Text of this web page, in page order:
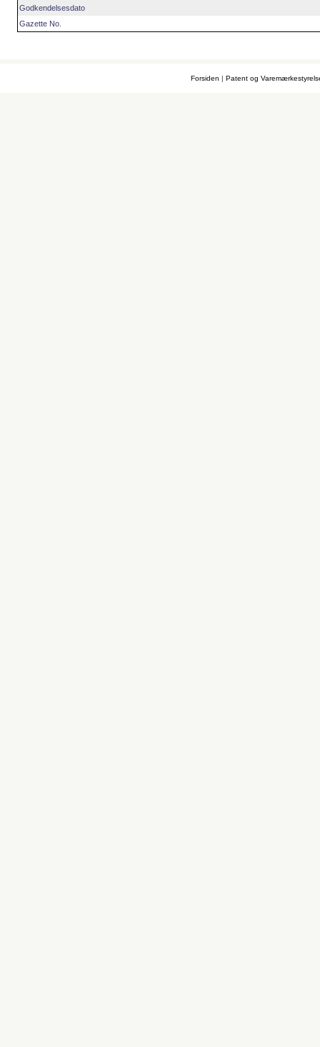
Godkendelsesdato
Gazette No.
Forsiden |Patent og